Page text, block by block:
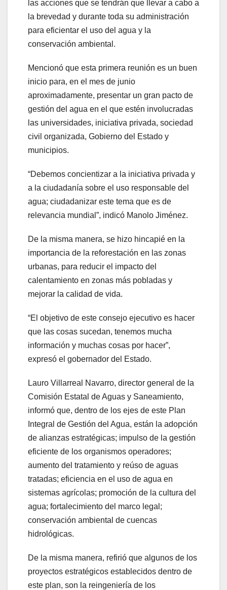
las acciones que se tendrán que llevar a cabo a
la brevedad y durante toda su administración
para eficientar el uso del agua y la
conservación ambiental.
Mencionó que esta primera reunión es un buen
inicio para, en el mes de junio
aproximadamente, presentar un gran pacto de
gestión del agua en el que estén involucradas
las universidades, iniciativa privada, sociedad
civil organizada, Gobierno del Estado y
municipios.
“Debemos concientizar a la iniciativa privada y
a la ciudadanía sobre el uso responsable del
agua; ciudadanizar este tema que es de
relevancia mundial”, indicó Manolo Jiménez.
De la misma manera, se hizo hincapié en la
importancia de la reforestación en las zonas
urbanas, para reducir el impacto del
calentamiento en zonas más pobladas y
mejorar la calidad de vida.
“El objetivo de este consejo ejecutivo es hacer
que las cosas sucedan, tenemos mucha
información y muchas cosas por hacer”,
expresó el gobernador del Estado.
Lauro Villarreal Navarro, director general de la
Comisión Estatal de Aguas y Saneamiento,
informó que, dentro de los ejes de este Plan
Integral de Gestión del Agua, están la adopción
de alianzas estratégicas; impulso de la gestión
eficiente de los organismos operadores;
aumento del tratamiento y reúso de aguas
tratadas; eficiencia en el uso de agua en
sistemas agrícolas; promoción de la cultura del
agua; fortalecimiento del marco legal;
conservación ambiental de cuencas
hidrológicas.
De la misma manera, refirió que algunos de los
proyectos estratégicos establecidos dentro de
este plan, son la reingeniería de los